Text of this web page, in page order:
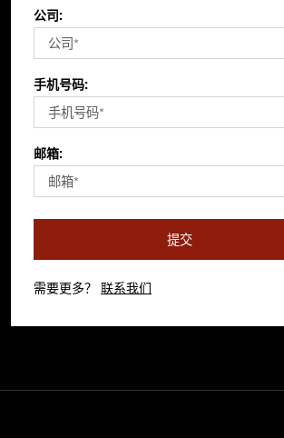
公司:
手机号码:
邮箱:
提交
需要更多？ 联系我们